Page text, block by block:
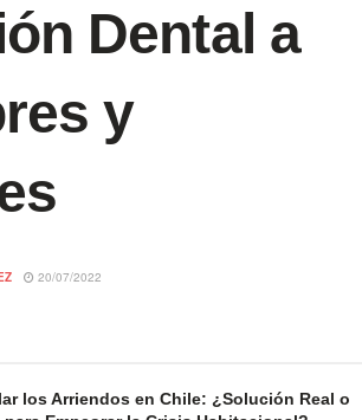
Dental a
y
20/07/2022
los Arriendos en Chile: ¿Solución Real o